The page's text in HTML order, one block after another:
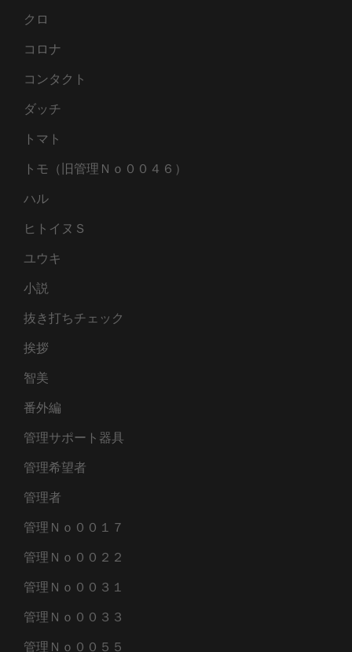
クロ
コロナ
コンタクト
ダッチ
トマト
トモ（旧管理Ｎｏ００４６）
ハル
ヒトイヌＳ
ユウキ
小説
抜き打ちチェック
挨拶
智美
番外編
管理サポート器具
管理希望者
管理者
管理Ｎｏ００１７
管理Ｎｏ００２２
管理Ｎｏ００３１
管理Ｎｏ００３３
管理Ｎｏ００５５